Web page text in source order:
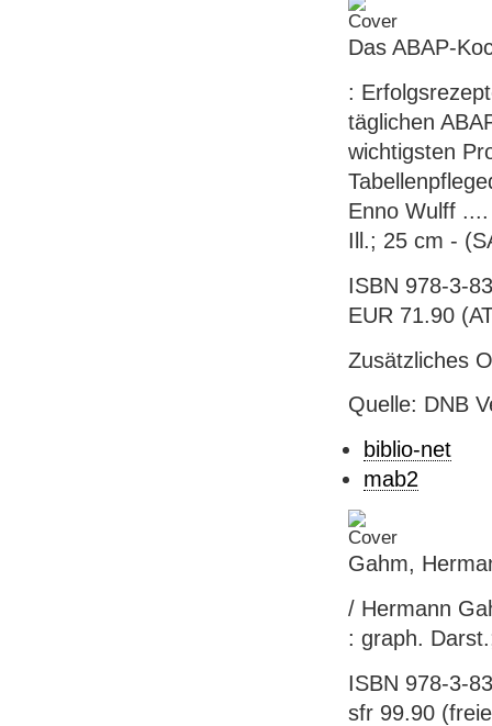
Das ABAP-
:
täglichen
wichtigsten
Enno Wulff
Ill.; 25 cm -
ISBN 978-3-
EUR 71.90
Zusätzliches
Quelle: DNB
biblio-net
mab2
Gahm,
/ Hermann
: graph.
ISBN 978-3-
sfr 99.90